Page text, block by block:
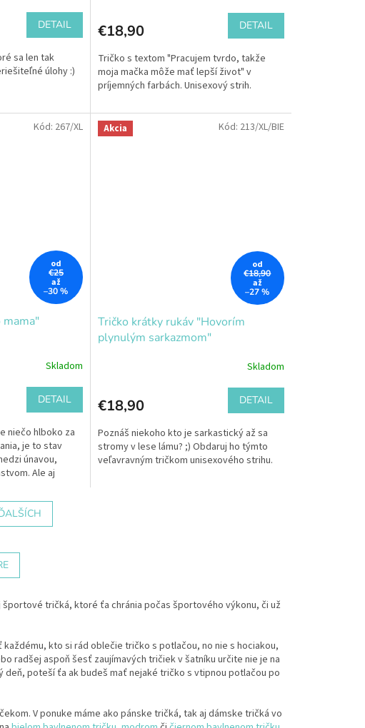
DETAIL
sa len tak
úlohy :)
€18,90 DETAIL
Tričko s textom "Pracujem tvrdo, takže
moja mačka môže mať lepší život" v
príjemných farbách. Unisexový strih.
od
€25
až
–30 %
mama"
Skladom
DETAIL
niečo hlboko za
je to stav
únavou,
Ale aj
Kód: 267/XL Akcia
od
€18,90
až
–27 %
Tričko krátky rukáv "Hovorím
plynulým sarkazmom"
Skladom
€18,90 DETAIL
Poznáš niekoho kto je sarkastický až sa
stromy v lese lámu? ;) Obdaruj ho týmto
veľavravným tričkom unisexového strihu.
Kód: 213/XL/BIE
športové tričká, ktoré ťa chránia počas športového výkonu, či už
kto si rád oblečie tričko s potlačou, no nie s hociakou,
radšej aspoň šesť zaujímavých tričiek v šatníku určite nie je na
poteší ťa ak budeš mať nejaké tričko s vtipnou potlačou po
V ponuke máme ako pánske tričká, tak aj dámske tričká vo